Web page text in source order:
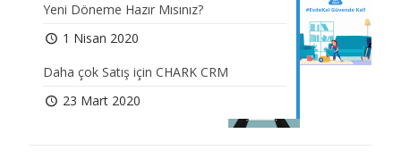
Yeni Döneme Hazır Mısınız?
1 Nisan 2020
Daha çok Satış için CHARK CRM
23 Mart 2020